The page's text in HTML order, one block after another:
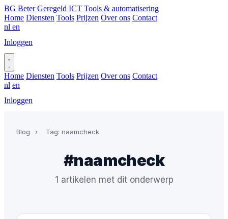
BG Beter Geregeld ICT Tools & automatisering
Home Diensten Tools Prijzen Over ons Contact
nl en
Inloggen
Home Diensten Tools Prijzen Over ons Contact
nl en
Inloggen
Blog › Tag: naamcheck
#naamcheck
1 artikelen met dit onderwerp